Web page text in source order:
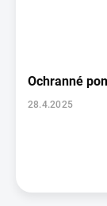
Ochranné
28.4.2025